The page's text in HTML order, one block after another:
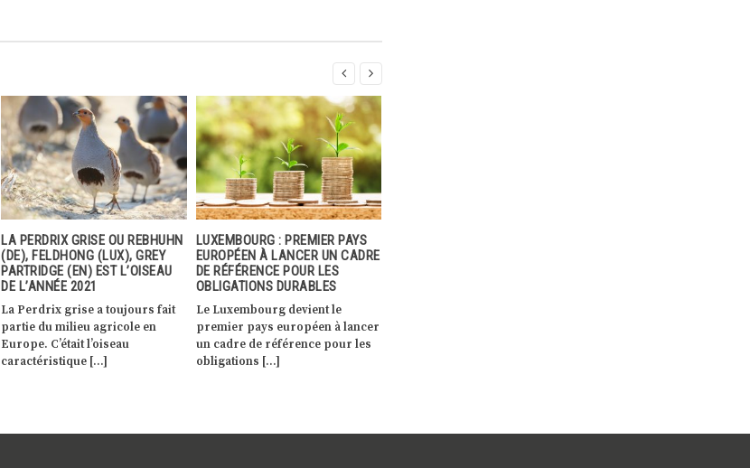
LUXEMBOURG : PREMIER PAYS
EUROPÉEN À LANCER UN CADRE
DE RÉFÉRENCE POUR LES
OBLIGATIONS DURABLES
Le Luxembourg devient le
premier pays européen à lancer
un cadre de référence pour les
obligations […]
ESSAIS VARIÉTAUX DITS
« ZORTEVERSICH » ET VISITE DE
CHAMPS EXPÉRIMENTAUX AVEC
ROMAIN SCHNEIDER
Le 1 juillet 2019, Romain
Schneider, ministre de
l’Agriculture, de la Viticulture et
du Développement […]
 